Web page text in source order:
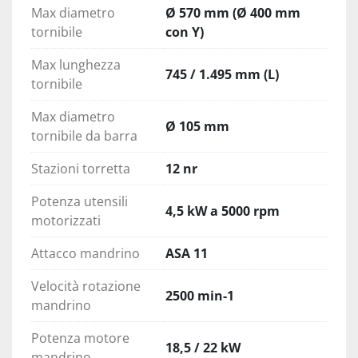
A seconda delle esigenze è possibile
scegliere mandrini azionati da ingranaggi,
integrati o azionati da cinghia.
Torretta con indicizzazione servoassistita
a 12 stazioni per impieghi gravosi; il
cambio utensile opposto richiede solo 0,8
secondi.
Funzionamento intuitivo
Contropunta programmabile ad alta
efficienza / Contropunta servoassistita
potente.
Lunetta fissa manuale ad alta rigidità /
Lunetta fissa autocentrante automatica.
Lavorazione integrata
Grazie alla velocità del mandrino
Max diametro
tornibile
Ø 570 mm (Ø 400 mm
con Y)
Max lunghezza
tornibile
745 / 1.495 mm (L)
Max diametro
tornibile da barra
Ø 105 mm
Stazioni torretta
12 nr
Potenza utensili
motorizzati
4,5 kW a 5000 rpm
Attacco mandrino
ASA 11
Velocità rotazione
mandrino
2500 min-1
Potenza motore
18,5 / 22 kW